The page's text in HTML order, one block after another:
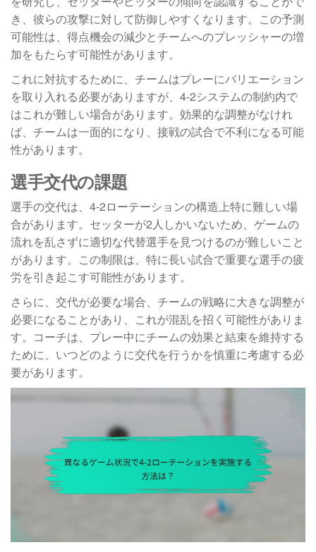
き、彼らの攻撃に対して防御しやすくなります。この予測
可能性は、得点機会の減少とチームへのプレッシャーの増
加をもたらす可能性があります。
これに対抗するために、チームはプレーにバリエーション
を取り入れる必要がありますが、4-2システムの制約内で
はこれが難しい場合があります。効果的な調整がなけれ
ば、チームは一面的になり、接戦の試合で不利になる可能
性があります。
選手交代の課題
選手の交代は、4-2ローテーションの構造上特に難しい場
合があります。セッターが2人しかいないため、ゲームの
流れを乱さずに適切な代替選手を見つけるのが難しいこと
があります。この制限は、特に長い試合で重要な選手の疲
労を引き起こす可能性があります。
さらに、交代が必要な場合、チームの戦略に大きな調整が
必要になることがあり、これが混乱を招く可能性がありま
す。コーチは、プレー中にチームの効果と結束を維持する
ために、いつどのように交代を行うかを慎重に考慮する必
要があります。